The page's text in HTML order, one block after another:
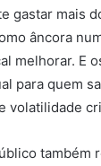
gastar mais
âncora
melhorar. E
para quem
volatilidade
também